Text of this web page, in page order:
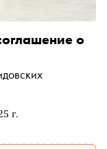
г.
о